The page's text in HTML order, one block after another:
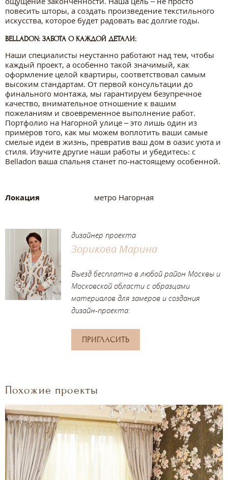
повесить шторы, а создать произведение текстильного
искусства, которое будет радовать вас долгие годы.
BELLADON: ЗАБОТА О КАЖДОЙ ДЕТАЛИ:
Наши специалисты неустанно работают над тем, чтобы
каждый проект, а особенно такой значимый, как
оформление целой квартиры, соответствовал самым
высоким стандартам. От первой консультации до
финального монтажа, мы гарантируем безупречное
качество, внимательное отношение к вашим
пожеланиям и своевременное выполнение работ.
Портфолио на Нагорной улице – это лишь один из
примеров того, как мы можем воплотить ваши самые
смелые идеи в жизнь, превратив ваш дом в оазис уюта и
стиля. Изучите другие наши работы и убедитесь: с
Belladon ваша спальня станет по-настоящему особенной.
Локация метро Нагорная
дизайнер проекта
Зорикова Марина
Выезд бесплатно в любой район Москвы и
Московской области с образцами
материалов для замеров и создания
дизайн-проекта:
ПРИГЛАСИТЬ
Похожие проекты